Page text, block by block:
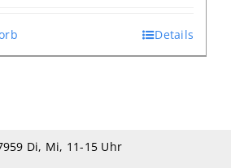
Details
Di, Mi, 11-15 Uhr